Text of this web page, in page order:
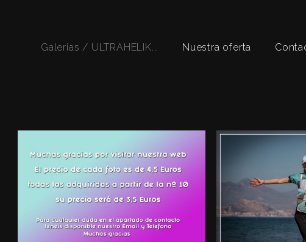
Galerias / ULTRAHELIK... Nuestra oferta